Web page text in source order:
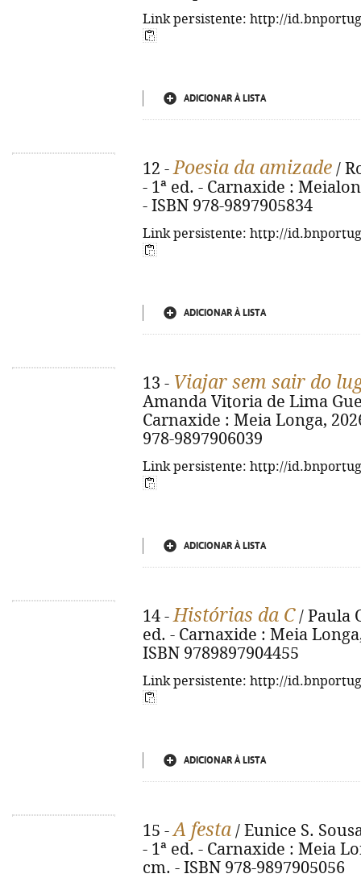
Link persistente: http://
ADICIONAR À LISTA
12 -Poesia da amizade /
- 1ª ed. - Carnaxide :
- ISBN 978-9897905834
Link persistente: http://
ADICIONAR À LISTA
13 - Viajar sem sair do
Amanda Vitoria de Lima
Carnaxide : Meia Longa,
978-9897906039
Link persistente: http://
ADICIONAR À LISTA
14 -Histórias da C/ Paula
ed. - Carnaxide : Meia
ISBN 9789897904455
Link persistente: http://
ADICIONAR À LISTA
15 -A festa / Eunice S.
- 1ª ed. - Carnaxide : Meia
cm. - ISBN 978-9897905056